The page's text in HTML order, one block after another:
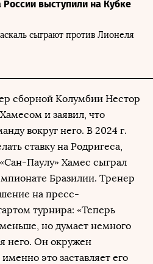
выступили на Кубке
сыграют против Лионеля
сборной Колумбии Нестор
и заявил, что
вокруг него. В 2024 г.
ставку на Родригеса,
Паулу» Хамес сыграл
Бразилии. Тренер
на пресс-
турнира: «Теперь
но думает немного
него. Он окружен
это заставляет его